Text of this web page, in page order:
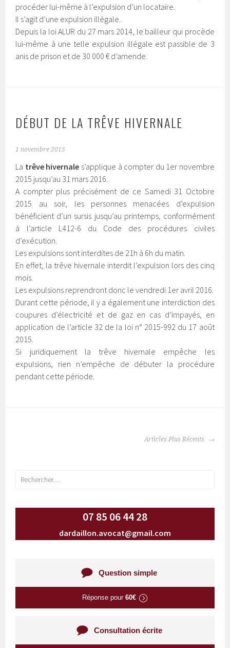
procéder lui-même à l’expulsion d’un locataire.
Il s’agit d’une expulsion illégale.
Depuis la loi ALUR du 27 mars 2014, le bailleur qui procède
lui-même à une telle expulsion illégale est passible de 3
anis de prison et de 30 000 € d’amende.
DÉBUT DE LA TRÊVE HIVERNALE
1 novembre 2015
La trêve hivernale s’applique à compter du 1er novembre
2015 jusqu’au 31 mars 2016.
A compter plus précisément de ce Samedi 31 Octobre
2015 au soir, les personnes menacées d’expulsion
bénéficient d’un sursis jusqu’au printemps, conformément
à l’article L412-6 du Code des procédures civiles
d’exécution.
Les expulsions sont interdites de 21h à 6h du matin.
En effet, la trêve hivernale interdit l’expulsion lors des cinq
mois.
Les expulsions reprendront donc le vendredi 1er avril 2016.
Durant cette période, il y a également une interdiction des
coupures d’électricité et de gaz en cas d’impayés, en
application de l’article 32 de la loi n° 2015-992 du 17 août
2015.
Si juridiquement la trêve hivernale empêche les
expulsions, rien n’empêche de débuter la procédure
pendant cette période.
Articles Plus Récents
Rechercher :
07 85 06 44 28
dardaillon.avocat@gmail.com
Question simple
Réponse pour 60€
Consultation écrite